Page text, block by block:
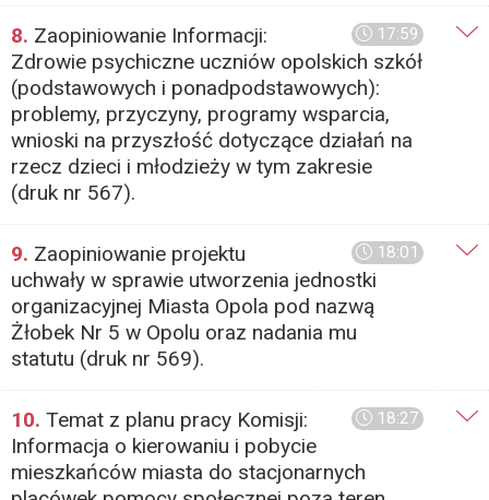
17:59
8. Zaopiniowanie Informacji:
Zdrowie psychiczne uczniów opolskich szkół
(podstawowych i ponadpodstawowych):
problemy, przyczyny, programy wsparcia,
wnioski na przyszłość dotyczące działań na
rzecz dzieci i młodzieży w tym zakresie
(druk nr 567).
18:01
9. Zaopiniowanie projektu
uchwały w sprawie utworzenia jednostki
organizacyjnej Miasta Opola pod nazwą
Żłobek Nr 5 w Opolu oraz nadania mu
statutu (druk nr 569).
18:27
10. Temat z planu pracy Komisji:
Informacja o kierowaniu i pobycie
mieszkańców miasta do stacjonarnych